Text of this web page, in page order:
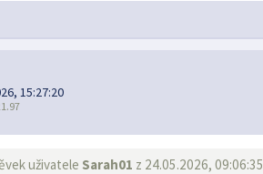
15:27:20
uživatele Sarah01 z 24.05.2026, 09:06:35